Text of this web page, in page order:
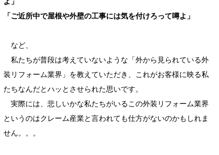
「ご近所中で屋根や外壁の工事には気を付けろって噂よ」
など、
私たちが普段は考えていないような「外から見られている外
装リフォーム業界」を教えていただき、これがお客様に映る私
たちなんだとハッとさせられた思いです。
実際には、悲しいかな私たちがいるこの外装リフォーム業界
というのはクレーム産業と言われても仕方がないのかもしれま
せん。。。